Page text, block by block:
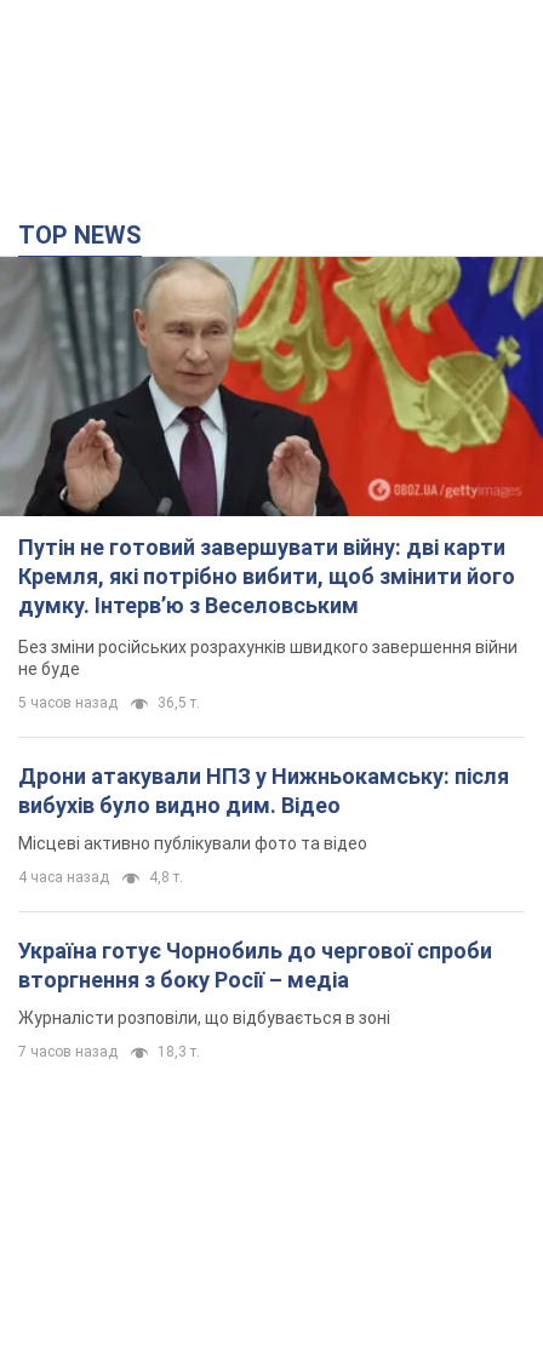
TOP NEWS
Путін не готовий завершувати війну: дві карти
Кремля, які потрібно вибити, щоб змінити його
думку. Інтерв’ю з Веселовським
Без зміни російських розрахунків швидкого завершення війни
не буде
5 часов назад 36,5 т.
Дрони атакували НПЗ у Нижньокамську: після
вибухів було видно дим. Відео
Місцеві активно публікували фото та відео
4 часа назад 4,8 т.
Україна готує Чорнобиль до чергової спроби
вторгнення з боку Росії – медіа
Журналісти розповіли, що відбувається в зоні
7 часов назад 18,3 т.